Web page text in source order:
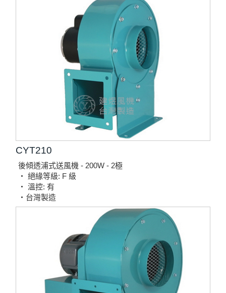
CYT210
後傾透浦式送風機 - 200W - 2極
‧ 絕緣等級: F 級
‧ 溫控: 有
‧台灣製造